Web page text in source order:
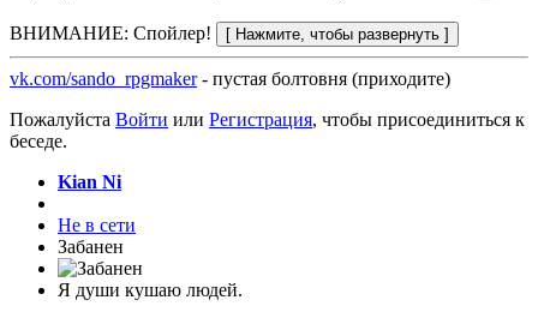
ВНИМАНИЕ: Спойлер!
vk.com/sando_rpgmaker- пустая болтовня (приходите)
Пожалуйста Войти или Регистрация, чтобы присоединиться к
беседе.
Kian Ni
Не в сети
Забанен
Я души кушаю людей.